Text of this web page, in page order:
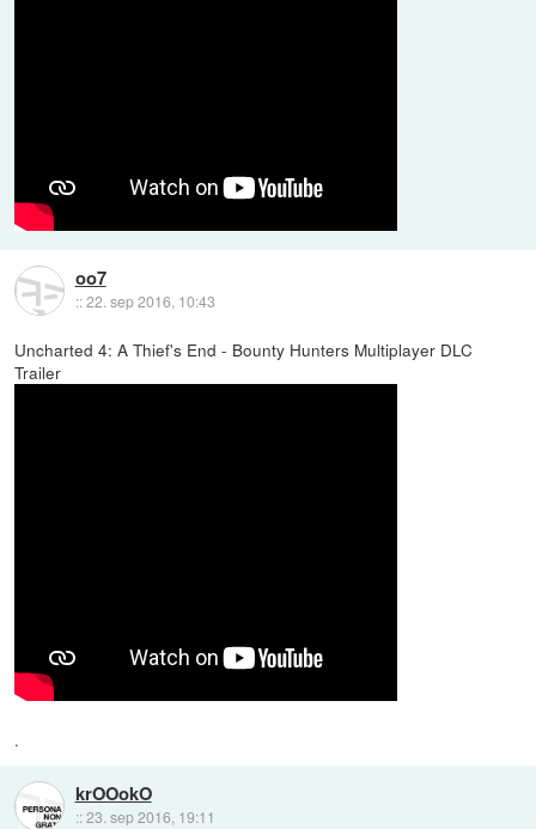
oo7
::22. sep 2016, 10:43
Uncharted 4: A Thief's End - Bounty Hunters Multiplayer DLC
Trailer
.
krOOokO
::23. sep 2016, 19:11